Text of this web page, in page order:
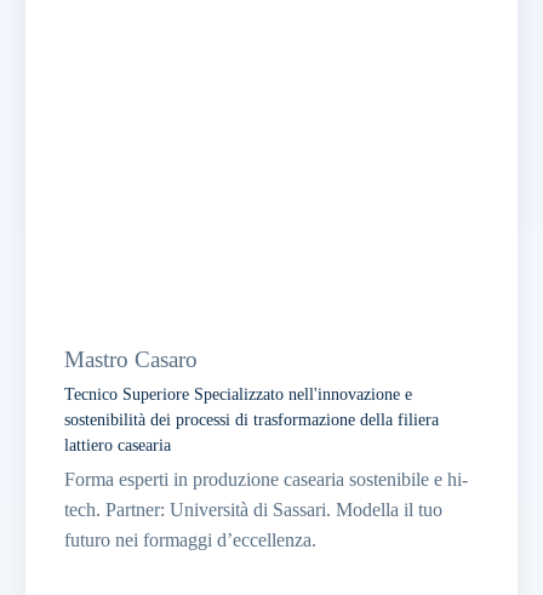
Mastro Casaro
Tecnico Superiore Specializzato nell'innovazione e
sostenibilità dei processi di trasformazione della filiera
lattiero casearia
Forma esperti in produzione casearia sostenibile e hi-
tech. Partner: Università di Sassari. Modella il tuo
futuro nei formaggi d’eccellenza.